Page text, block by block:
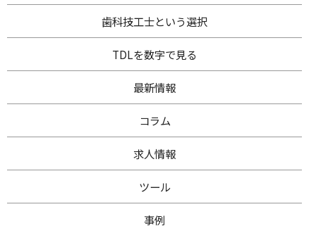
歯科技工士という選択
TDLを数字で見る
最新情報
コラム
求人情報
ツール
事例